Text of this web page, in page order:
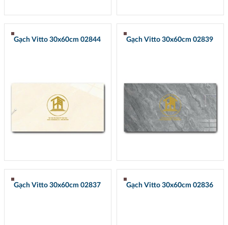
Gạch Vitto 30x60cm 02844 Gạch Vitto 30x60cm 02839
Gạch Vitto 30x60cm 02837 Gạch Vitto 30x60cm 02836